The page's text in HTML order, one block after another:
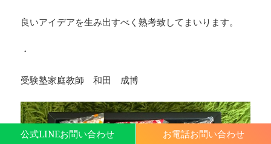
公式LINEお問い合わせ お電話お問い合わせ
良いアイデアを生み出すべく熟考致してまいります。
・
受験塾家庭教師 和田 成博